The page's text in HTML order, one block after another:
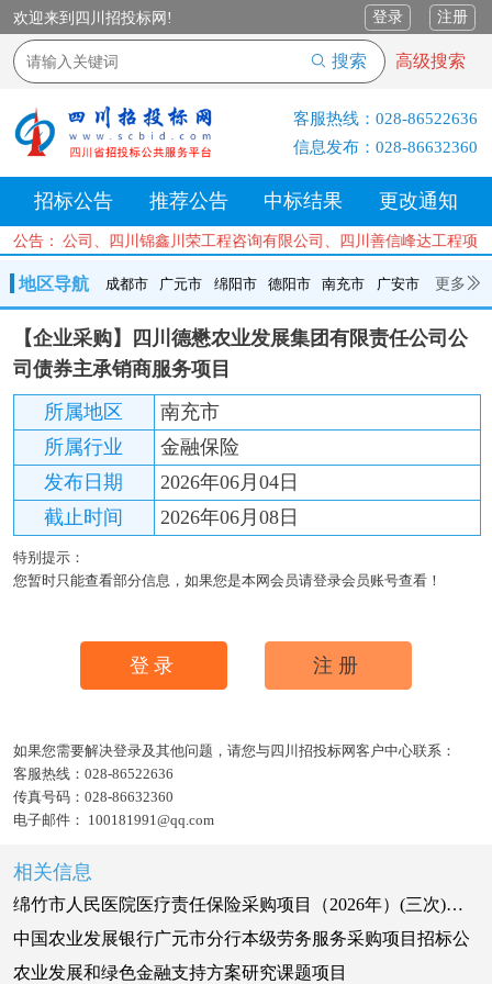
欢迎来到四川招投标网! 登录 注册
搜索 高级搜索
客服热线： 028-86522636
信息发布： 028-86632360
招标公告 推荐公告 中标结果 更改通知
公告：公司、四川锦鑫川荣工程咨询有限公司、四川善信峰达
地区导航 成都市 广元市 绵阳市 德阳市 南充市 广安市 更多
成都市 广元市 绵阳市 德阳市 南充市 广安市
遂宁市
内江市
乐山市 自贡市 泸州市
达州市
资阳市 眉山市 雅安市 阿坝州 甘孜州 凉山州
【企业采购】四川德懋农业发展集团有限责任公司公
司债券主承销商服务项目
所属地区
南充市
所属行业
金融保险
发布日期
2026年06月04日
截止时间
2026年06月08日
特别提示：
您暂时只能查看部分信息，如果您是本网会员请登录会员账号查看！
登录 注册
如果您需要解决登录及其他问题，请您与四川招投标网客户中心联系：
客服热线： 028-86522636
传真号码： 028-86632360
电子邮件： 100181991@qq.com
相关信息
绵竹市人民医院医疗责任保险采购项目（2026年）(三次)竞争性磋商公告
中国农业发展银行广元市分行本级劳务服务采购项目招标公
农业发展和绿色金融支持方案研究课题项目